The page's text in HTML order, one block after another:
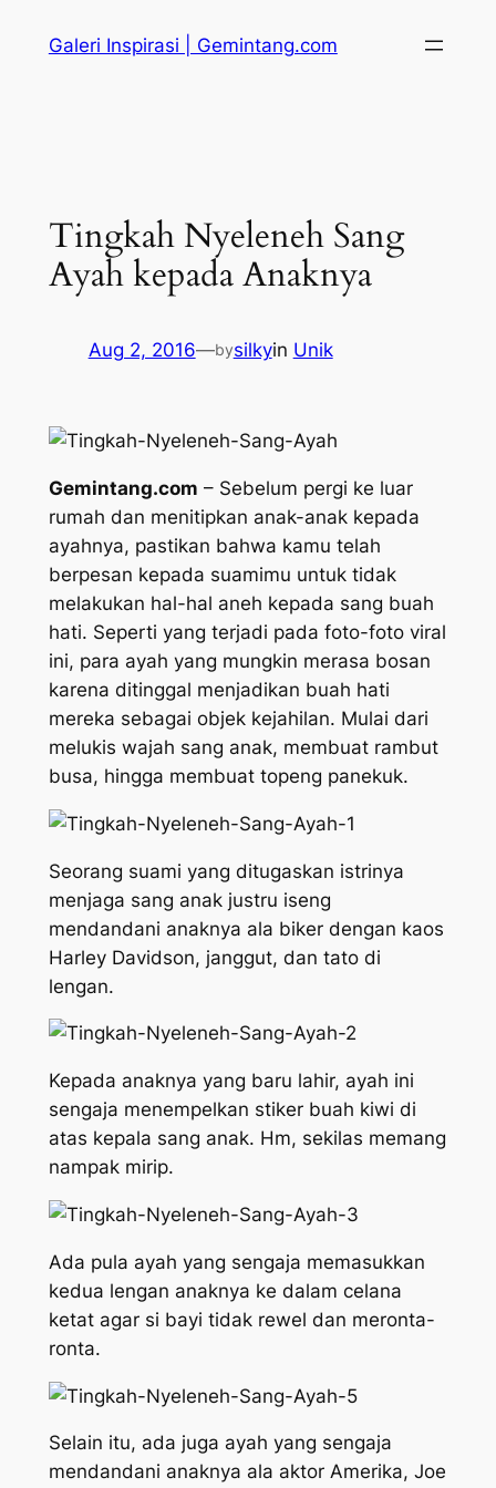
Galeri Inspirasi | Gemintang.com
Tingkah Nyeleneh Sang
Ayah kepada Anaknya
Aug 2, 2016—bysilkyin Unik
Gemintang.com – Sebelum pergi ke luar
rumah dan menitipkan anak-anak kepada
ayahnya, pastikan bahwa kamu telah
berpesan kepada suamimu untuk tidak
melakukan hal-hal aneh kepada sang buah
hati. Seperti yang terjadi pada foto-foto viral
ini, para ayah yang mungkin merasa bosan
karena ditinggal menjadikan buah hati
mereka sebagai objek kejahilan. Mulai dari
melukis wajah sang anak, membuat rambut
busa, hingga membuat topeng panekuk.
Seorang suami yang ditugaskan istrinya
menjaga sang anak justru iseng
mendandani anaknya ala bikerdengan kaos
Harley Davidson, janggut, dan tato di
lengan.
Kepada anaknya yang baru lahir, ayah ini
sengaja menempelkan stiker buah kiwi di
atas kepala sang anak. Hm, sekilas memang
nampak mirip.
Ada pula ayah yang sengaja memasukkan
kedua lengan anaknya ke dalam celana
ketat agar si bayi tidak rewel dan meronta-
ronta.
Selain itu, ada juga ayah yang sengaja
mendandani anaknya ala aktor Amerika, Joe